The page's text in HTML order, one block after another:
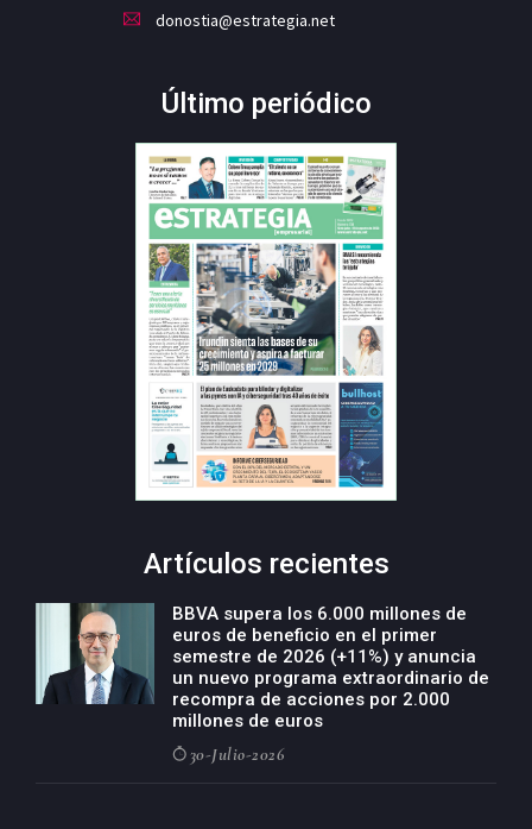
donostia@estrategia.net
Último periódico
Artículos recientes
BBVA supera los 6.000 millones de
euros de beneficio en el primer
semestre de 2026 (+11%) y anuncia
un nuevo programa extraordinario de
recompra de acciones por 2.000
millones de euros
30-Julio-2026